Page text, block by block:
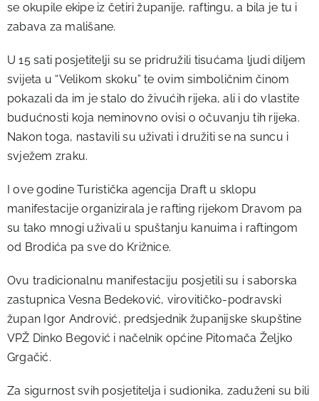
se okupile ekipe iz četiri županije, raftingu, a bila je tu i
zabava za mališane.
U 15 sati posjetitelji su se pridružili tisućama ljudi diljem
svijeta u “Velikom skoku” te ovim simboličnim činom
pokazali da im je stalo do živućih rijeka, ali i do vlastite
budućnosti koja neminovno ovisi o očuvanju tih rijeka.
Nakon toga, nastavili su uživati i družiti se na suncu i
svježem zraku.
I ove godine Turistička agencija Draft u sklopu
manifestacije organizirala je rafting rijekom Dravom pa
su tako mnogi uživali u spuštanju kanuima i raftingom
od Brodića pa sve do Križnice.
Ovu tradicionalnu manifestaciju posjetili su i saborska
zastupnica Vesna Bedeković, virovitičko-podravski
župan Igor Andrović, predsjednik županijske skupštine
VPŽ Dinko Begović i načelnik općine Pitomača Željko
Grgačić.
Za sigurnost svih posjetitelja i sudionika, zaduženi su bili